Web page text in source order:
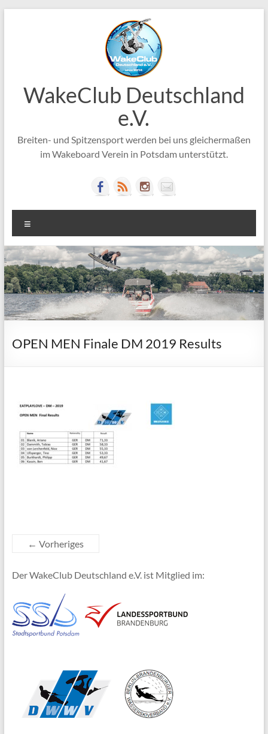
WakeClub Deutschland
e.V.
Breiten- und Spitzensport werden bei uns gleichermaßen
im Wakeboard Verein in Potsdam unterstützt.
OPEN MEN Finale DM 2019 Results
← Vorheriges
Der WakeClub Deutschland e.V. ist Mitglied im: